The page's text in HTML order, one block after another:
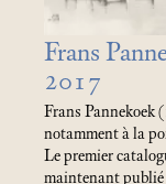
Frans
2017
Frans Pannekoek
notamment à la
Le premier
maintenant publié